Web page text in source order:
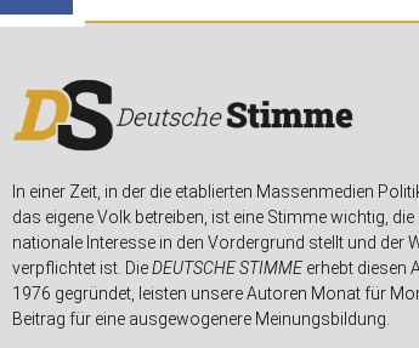
In einer Zeit, in der die etablierten Massenmedien
das eigene Volk betreiben, ist eine Stimme wichtig, die
nationale Interesse in den Vordergrund stellt und der
verpflichtet ist. DieDEUTSCHE STIMMEerhebt diesen
1976 gegründet, leisten unsere Autoren Monat für
Beitrag für eine ausgewogenere Meinungsbildung.